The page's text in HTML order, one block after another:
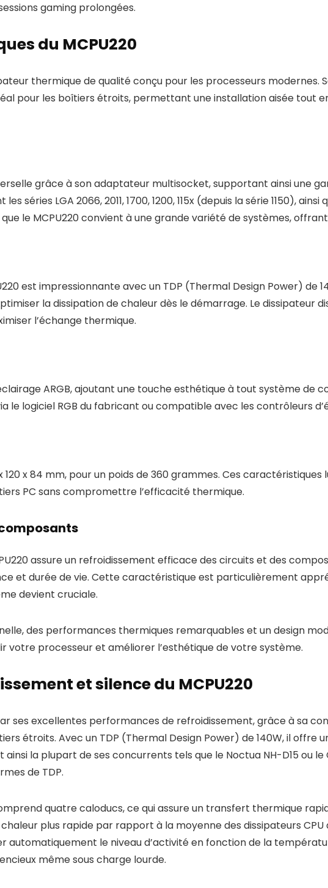
gaming prolongées.
du MCPU220
thermique de qualité conçu pour les processeurs
pour les boîtiers étroits, permettant une installation aisée tout
grâce à son adaptateur multisocket, supportant ainsi une
séries LGA 2066, 2011, 1700, 1200, 115x (depuis la série 1150),
le MCPU220 convient à une grande variété de systèmes,
est impressionnante avec un TDP (Thermal Design Power) de
la dissipation de chaleur dès le démarrage. Le dissipateur
l’échange thermique.
ARGB, ajoutant une touche esthétique à tout système de
le logiciel RGB du fabricant ou compatible avec les contrôleurs
x 120 x 84 mm, pour un poids de 360 grammes. Ces
PC sans compromettre l’efficacité thermique.
assure un refroidissement efficace des circuits et des
et durée de vie. Cette caractéristique est particulièrement
devient cruciale.
des performances thermiques remarquables et un design
votre processeur et améliorer l’esthétique de votre système.
et silence du MCPU220
ses excellentes performances de refroidissement, grâce à sa
étroits. Avec un TDP (Thermal Design Power) de 140W, il offre
la plupart de ses concurrents tels que le Noctua NH-D15 ou le
de TDP.
quatre caloducs, ce qui assure un transfert thermique
plus rapide par rapport à la moyenne des dissipateurs
automatiquement le niveau d’activité en fonction de la
même sous charge lourde.